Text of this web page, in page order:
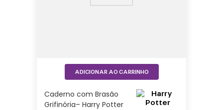
Caderno com Brasão
Grifinória– Harry Potter
ADICIONAR AO CARRINHO